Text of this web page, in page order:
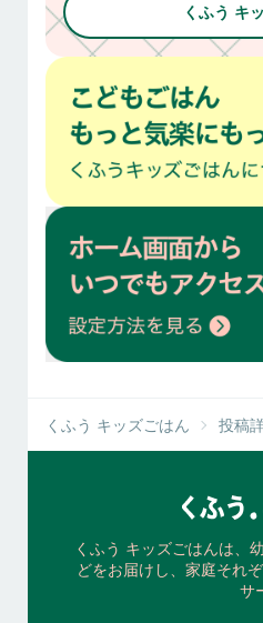
くふう キ
くふう キッズごはん 投稿
くふう キッズごはんは、
どをお届けし、家庭それ
サ